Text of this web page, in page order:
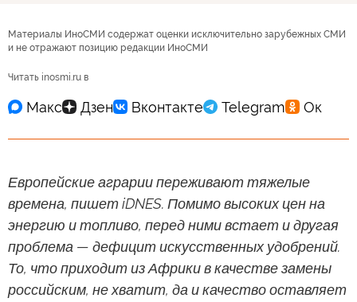
Материалы ИноСМИ содержат оценки исключительно зарубежных СМИ
и не отражают позицию редакции ИноСМИ
Читать inosmi.ru в
Европейские аграрии переживают тяжелые
времена, пишет iDNES. Помимо высоких цен на
энергию и топливо, перед ними встает и другая
проблема — дефицит искусственных удобрений.
То, что приходит из Африки в качестве замены
российским, не хватит, да и качество оставляет